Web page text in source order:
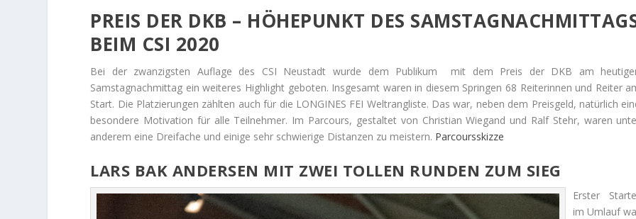
PREIS DER DKB – HÖHEPUNKT DES
BEIM CSI 2020
Bei der zwanzigsten Auflage des CSI Neustadt wurde dem Publikum mit dem Preis der DKB am
Samstagnachmittag ein weiteres Highlight geboten. Insgesamt waren in diesem Springen 68 Reiterinnen und Reiter
Start. Die Platzierungen zählten auch für die LONGINES FEI Weltrangliste. Das war, neben dem Preisgeld, natürlich
besondere Motivation für alle Teilnehmer. Im Parcours, gestaltet von Christian Wiegand und Ralf Stehr, waren
anderem eine Dreifache und einige sehr schwierige Distanzen zu meistern. Parcoursskizze
LARS BAK ANDERSEN MIT ZWEI TOLLEN RUNDEN ZUM SIEG
Erster
im Umlauf